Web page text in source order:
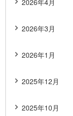
2026年3月
2026年1月
2025年12月
2025年10月